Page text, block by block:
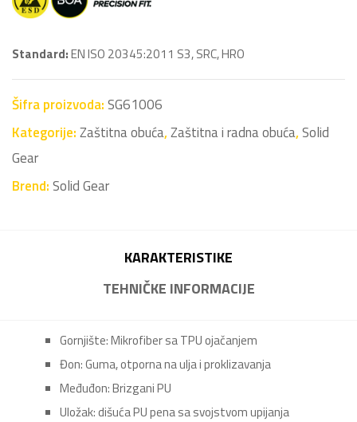
Standard:EN ISO 20345:2011 S3, SRC, HRO
Šifra proizvoda:SG61006
Kategorije:Zaštitna obuća,Zaštitna i radna obuća,Solid
Gear
Brend:Solid Gear
KARAKTERISTIKE
TEHNIČKE INFORMACIJE
Gornjište: Mikrofiber sa TPU ojačanjem
Đon: Guma, otporna na ulja i proklizavanja
Međuđon: Brizgani PU
Uložak: dišuća PU pena sa svojstvom upijanja